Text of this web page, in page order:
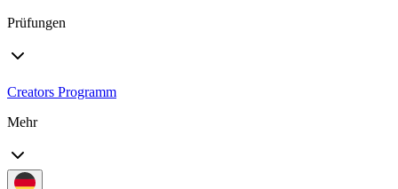
Prüfungen
Creators Programm
Mehr